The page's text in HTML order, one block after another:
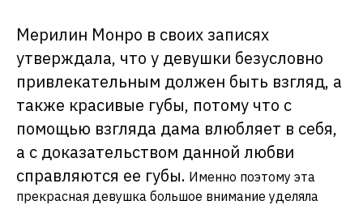
Мерилин Монро в своих записях
утверждала, что у девушки безусловно
привлекательным должен быть взгляд, а
также красивые губы, потому что с
помощью взгляда дама влюбляет в себя,
а с доказательством данной любви
справляются ее губы. Именно поэтому эта
прекрасная девушка большое внимание уделяла